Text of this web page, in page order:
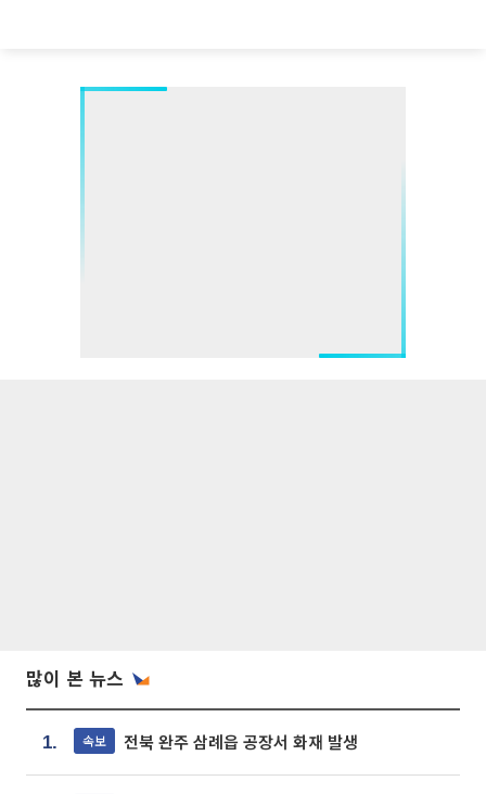
많이 본 뉴스
1. 속보 전북 완주 삼례읍 공장서 화재 발생